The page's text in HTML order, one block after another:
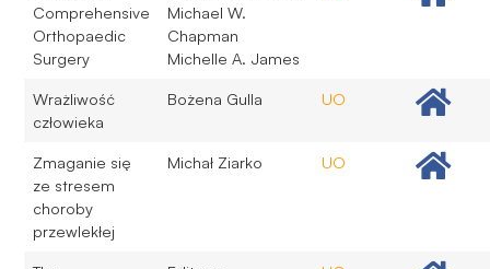
Comprehensive
Orthopaedic
Surgery
Michael W.
Chapman
Michelle A. James
Wrażliwość
człowieka
Bożena Gulla UO
Zmaganie się
ze stresem
choroby
przewlekłej
Michał Ziarko UO